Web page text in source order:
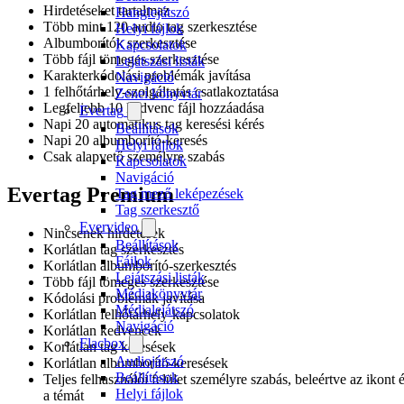
Hanglejátszó
Helyi fájlok
Kapcsolatok
Lejátszási listák
Navigáció
Zenei könyvtár
Evertag
Beállítások
Helyi fájlok
Kapcsolatok
Navigáció
Tag mező leképezések
Tag szerkesztő
Evervideo
Beállítások
Fájlok
Lejátszási listák
Médiakönyvtár
Médialejátszó
Navigáció
Flacbox
Audiojátszó
Beállítások
Helyi fájlok
Hirdetéseket tartalmaz
Több mint 120 audio tag szerkesztése
Albumborítók szerkesztése
Több fájl tömeges szerkesztése
Karakterkódolási problémák javítása
1 felhőtárhely-szolgáltatás csatlakoztatása
Legfeljebb 10 kedvenc fájl hozzáadása
Napi 20 automatikus tag keresési kérés
Napi 20 albumborító-keresés
Csak alapvető személyre szabás
Evertag Premium
Nincsenek hirdetések
Korlátlan tag szerkesztés
Korlátlan albumborító-szerkesztés
Több fájl tömeges szerkesztése
Kódolási problémák javítása
Korlátlan felhőtárhely-kapcsolatok
Korlátlan kedvencek
Korlátlan tag keresések
Korlátlan albumborító-keresések
Teljes felhasználói felület személyre szabás, beleértve az ikont
a témát